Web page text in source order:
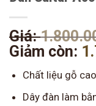
Giá:
Giảm còn:
Chất liệu gỗ
Dây đàn làm